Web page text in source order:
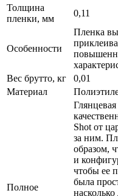
Толщина
пленки, мм
0,11
Особенности
Пленка
Вес брутто, кг
0,01
Материал
Полное
Shot от
за ним.
образом,
и
чтобы ее
была
насколько